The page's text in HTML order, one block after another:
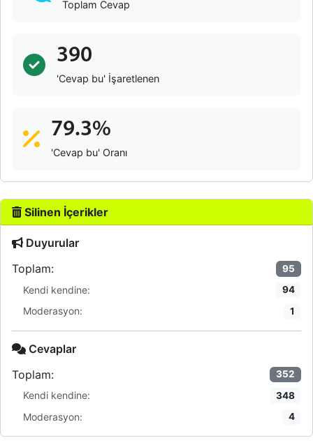
Toplam Cevap
390
'Cevap bu' İşaretlenen
79.3%
'Cevap bu' Oranı
Silinen İçerikler
Duyurular
Toplam:
95
Kendi kendine: 94
Moderasyon: 1
Cevaplar
Toplam:
352
Kendi kendine: 348
Moderasyon: 4